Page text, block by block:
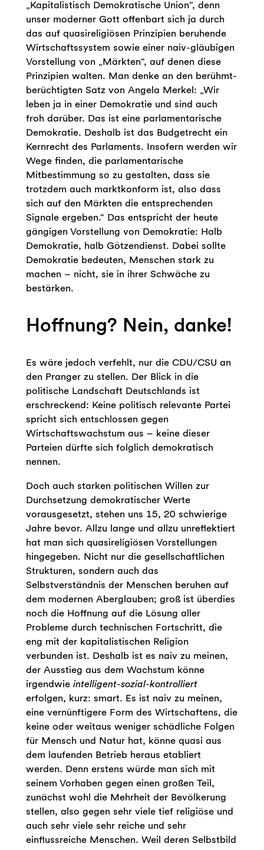
„Kapitalistisch Demokratische Union“, denn
unser moderner Gott offenbart sich ja durch
das auf quasireligiösen Prinzipien beruhende
Wirtschaftssystem sowie einer naiv-gläubigen
Vorstellung von „Märkten“, auf denen diese
Prinzipien walten. Man denke an den berühmt-
berüchtigten Satz von Angela Merkel: „Wir
leben ja in einer Demokratie und sind auch
froh darüber. Das ist eine parlamentarische
Demokratie. Deshalb ist das Budgetrecht ein
Kernrecht des Parlaments. Insofern werden wir
Wege finden, die parlamentarische
Mitbestimmung so zu gestalten, dass sie
trotzdem auch marktkonform ist, also dass
sich auf den Märkten die entsprechenden
Signale ergeben.“ Das entspricht der heute
gängigen Vorstellung von Demokratie: Halb
Demokratie, halb Götzendienst. Dabei sollte
Demokratie bedeuten, Menschen stark zu
machen – nicht, sie in ihrer Schwäche zu
bestärken.
Hoffnung? Nein, danke!
Es wäre jedoch verfehlt, nur die CDU/CSU an
den Pranger zu stellen. Der Blick in die
politische Landschaft Deutschlands ist
erschreckend: Keine politisch relevante Partei
spricht sich entschlossen gegen
Wirtschaftswachstum aus – keine dieser
Parteien dürfte sich folglich demokratisch
nennen.
Doch auch starken politischen Willen zur
Durchsetzung demokratischer Werte
vorausgesetzt, stehen uns 15, 20 schwierige
Jahre bevor. Allzu lange und allzu unreflektiert
hat man sich quasireligiösen Vorstellungen
hingegeben. Nicht nur die gesellschaftlichen
Strukturen, sondern auch das
Selbstverständnis der Menschen beruhen auf
dem modernen Aberglauben; groß ist überdies
noch die Hoffnung auf die Lösung aller
Probleme durch technischen Fortschritt, die
eng mit der kapitalistischen Religion
verbunden ist. Deshalb ist es naiv zu meinen,
der Ausstieg aus dem Wachstum könne
irgendwie intelligent-sozial-kontrolliert
erfolgen, kurz: smart. Es ist naiv zu meinen,
eine vernünftigere Form des Wirtschaftens, die
keine oder weitaus weniger schädliche Folgen
für Mensch und Natur hat, könne quasi aus
dem laufenden Betrieb heraus etabliert
werden. Denn erstens würde man sich mit
seinem Vorhaben gegen einen großen Teil,
zunächst wohl die Mehrheit der Bevölkerung
stellen, also gegen sehr viele tief religiöse und
auch sehr viele sehr reiche und sehr
einflussreiche Menschen. Weil deren Selbstbild